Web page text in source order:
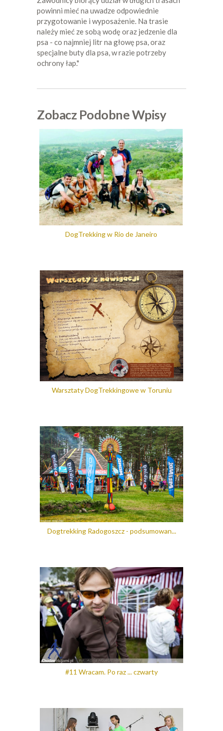
powinni mieć na uwadze odpowiednie
przygotowanie i wyposażenie. Na trasie
należy mieć ze sobą wodę oraz jedzenie dla
psa - co najmniej litr na głowę psa, oraz
specjalne buty dla psa, w razie potrzeby
ochrony łap."
Zobacz Podobne Wpisy
DogTrekking w Rio de Janeiro
Warsztaty DogTrekkingowe w Toruniu
Dogtrekking Radogoszcz - podsumowan...
#11 Wracam. Po raz ... czwarty